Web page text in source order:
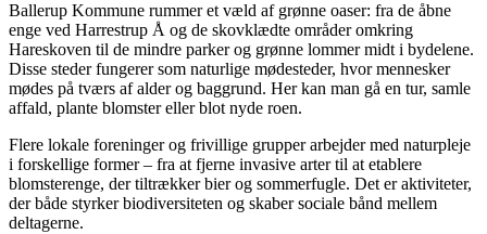
Ballerup Kommune rummer et væld af grønne oaser: fra de åbne
enge ved Harrestrup Å og de skovklædte områder omkring
Hareskoven til de mindre parker og grønne lommer midt i bydelene.
Disse steder fungerer som naturlige mødesteder, hvor mennesker
mødes på tværs af alder og baggrund. Her kan man gå en tur, samle
affald, plante blomster eller blot nyde roen.
Flere lokale foreninger og frivillige grupper arbejder med naturpleje
i forskellige former – fra at fjerne invasive arter til at etablere
blomsterenge, der tiltrækker bier og sommerfugle. Det er aktiviteter,
der både styrker biodiversiteten og skaber sociale bånd mellem
deltagerne.